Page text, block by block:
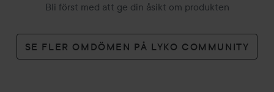
Bli först med att ge din åsikt om produkten
SE FLER OMDÖMEN PÅ LYKO COMMUNITY